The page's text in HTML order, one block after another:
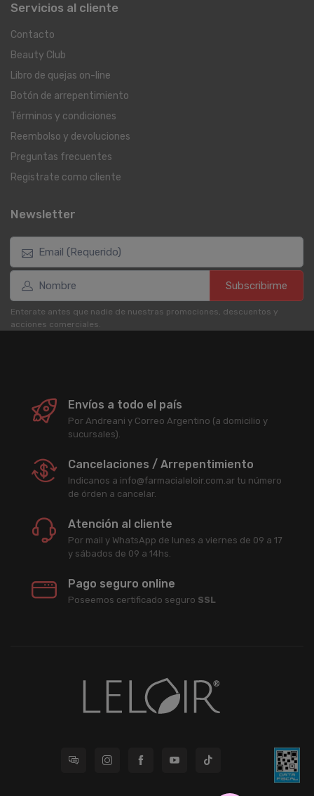
Servicios al cliente
Contacto
Beauty Club
Libro de quejas on-line
Botón de arrepentimiento
Términos y condiciones
Reembolso y devoluciones
Preguntas frecuentes
Registrate como cliente
Newsletter
Subscribirme
Enterate antes que nadie de nuestras promociones, descuentos y
acciones comerciales.
Envíos a todo el país
Por Andreani y Correo Argentino (a domicilio y
sucursales).
Cancelaciones / Arrepentimiento
Indicanos a info@farmacialeloir.com.ar tu número
de órden a cancelar.
Atención al cliente
Por mail y WhatsApp de lunes a viernes de 09 a 17
y sábados de 09 a 14hs.
Pago seguro online
Poseemos certificado seguro SSL